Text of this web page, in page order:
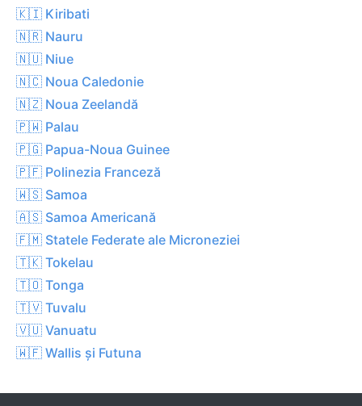
🇰🇮 Kiribati
🇳🇷 Nauru
🇳🇺 Niue
🇳🇨 Noua Caledonie
🇳🇿 Noua Zeelandă
🇵🇼 Palau
🇵🇬 Papua-Noua Guinee
🇵🇫 Polinezia Franceză
🇼🇸 Samoa
🇦🇸 Samoa Americană
🇫🇲 Statele Federate ale Microneziei
🇹🇰 Tokelau
🇹🇴 Tonga
🇹🇻 Tuvalu
🇻🇺 Vanuatu
🇼🇫 Wallis și Futuna